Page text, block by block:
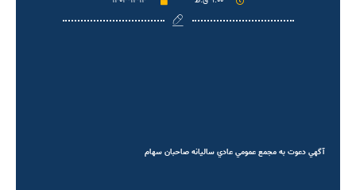
آگهي دعوت به مجمع عمومي عادي سالیانه صاحبان سهام